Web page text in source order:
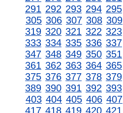
291 292 293 294 295
305 306 307 308 309
319 320 321 322 323
333 334 335 336 337
347 348 349 350 351
361 362 363 364 365
375 376 377 378 379
389 390 391 392 393
403 404 405 406 407
417 418 419 420 421